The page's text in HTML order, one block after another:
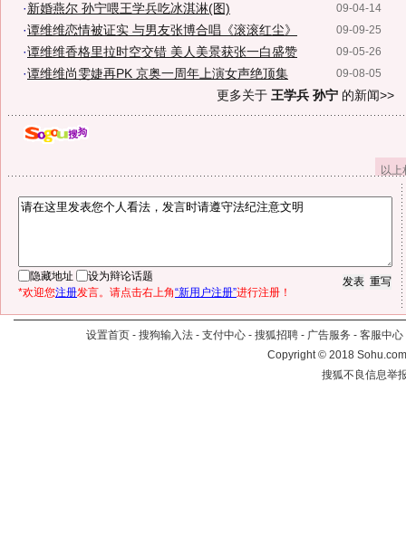
09-04-14
·新婚燕尔 孙宁喂王学兵吃冰淇淋(图)
09-09-25
·谭维维恋情被证实 与男友张博合唱《滚滚红尘》
09-05-26
·谭维维香格里拉时空交错 美人美景获张一白盛赞
09-08-05
·谭维维尚雯婕再PK 京奥一周年上演女声绝顶集
更多关于 王学兵 孙宁 的新闻>>
以
隐藏地址
设为辩论话题
*欢迎您注册发言。请点击右上角“新用户注册”进行注册！
设置首页 - 搜狗输入法 - 支付中心 - 搜狐招聘 - 广告服务 - 客服中心
Copyright©2018
搜狐不良信息举